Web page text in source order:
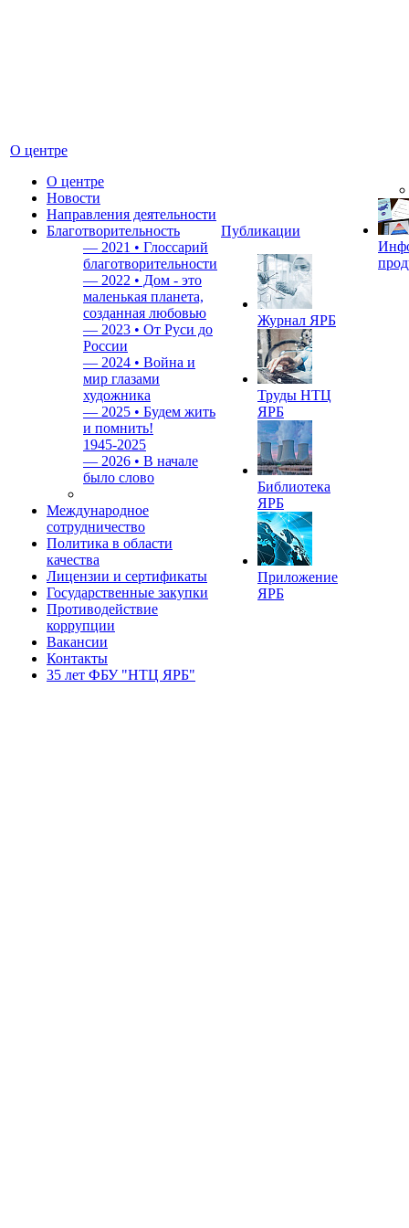
О центре
О центре
Новости
Направления деятельности
Благотворительность
— 2021 • Глоссарий
благотворительности
— 2022 • Дом - это
маленькая планета,
созданная любовью
— 2023 • От Руси до
России
— 2024 • Война и
мир глазами
художника
— 2025 • Будем жить
и помнить!
1945-2025
— 2026 • В начале
было слово
Международное
сотрудничество
Политика в области
качества
Лицензии и сертификаты
Государственные закупки
Противодействие
коррупции
Вакансии
Контакты
35 лет ФБУ "НТЦ ЯРБ"
Публикации
Журнал ЯРБ
Труды НТЦ
ЯРБ
Библиотека
ЯРБ
Приложение
ЯРБ